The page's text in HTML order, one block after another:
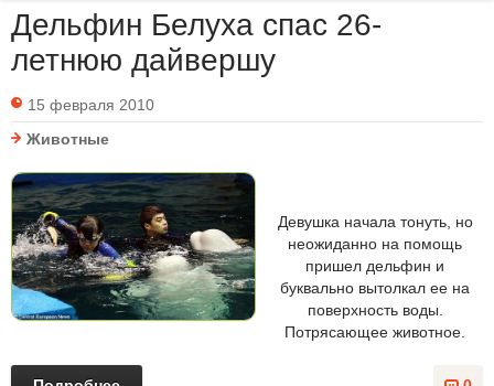
Дельфин Белуха спас 26-
летнюю дайвершу
15 февраля 2010
Животные
Девушка начала тонуть, но
неожиданно на помощь
пришел дельфин и
буквально вытолкал ее на
поверхность воды.
Потрясающее животное.